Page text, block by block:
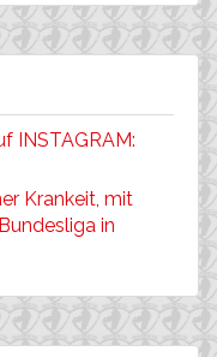
INSTAGRAM:
Krankeit, mit
in